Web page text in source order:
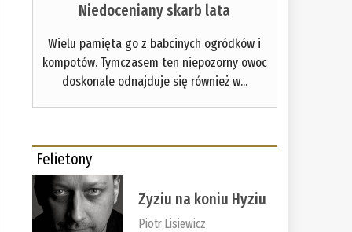
Niedoceniany skarb lata
Wielu pamięta go z babcinych ogródków i
kompotów. Tymczasem ten niepozorny owoc
doskonale odnajduje się również w...
Felietony
Zyziu na koniu Hyziu
Piotr Lisiewicz